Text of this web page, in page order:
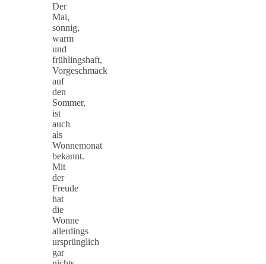
Der
Mai,
sonnig,
warm
und
frühlingshaft,
Vorgeschmack
auf
den
Sommer,
ist
auch
als
Wonnemonat
bekannt.
Mit
der
Freude
hat
die
Wonne
allerdings
ursprünglich
gar